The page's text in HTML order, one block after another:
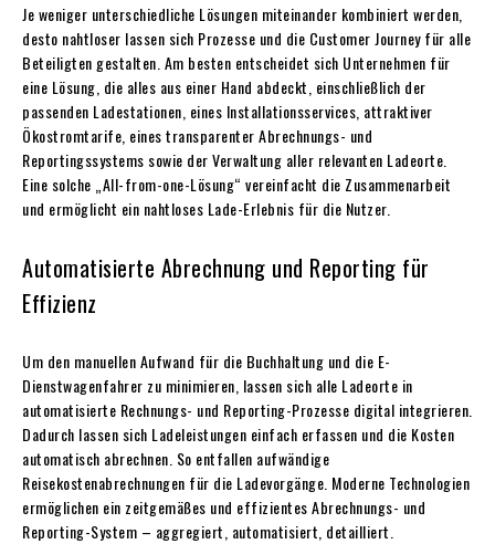
Je weniger unterschiedliche Lösungen miteinander kombiniert werden,
desto nahtloser lassen sich Prozesse und die Customer Journey für alle
Beteiligten gestalten. Am besten entscheidet sich Unternehmen für
eine Lösung, die alles aus einer Hand abdeckt, einschließlich der
passenden Ladestationen, eines Installationsservices, attraktiver
Ökostromtarife, eines transparenter Abrechnungs- und
Reportingssystems sowie der Verwaltung aller relevanten Ladeorte.
Eine solche „All-from-one-Lösung“ vereinfacht die Zusammenarbeit
und ermöglicht ein nahtloses Lade-Erlebnis für die Nutzer.
Automatisierte Abrechnung und Reporting für
Effizienz
Um den manuellen Aufwand für die Buchhaltung und die E-
Dienstwagenfahrer zu minimieren, lassen sich alle Ladeorte in
automatisierte Rechnungs- und Reporting-Prozesse digital integrieren.
Dadurch lassen sich Ladeleistungen einfach erfassen und die Kosten
automatisch abrechnen. So entfallen aufwändige
Reisekostenabrechnungen für die Ladevorgänge. Moderne Technologien
ermöglichen ein zeitgemäßes und effizientes Abrechnungs- und
Reporting-System – aggregiert, automatisiert, detailliert.